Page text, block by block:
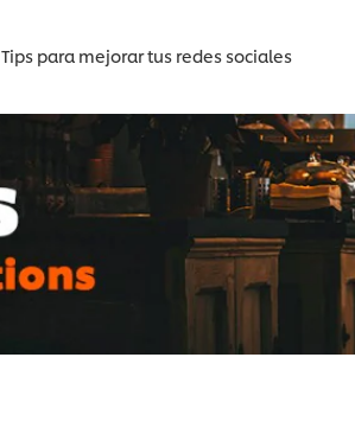
Tips para mejorar tus redes sociales